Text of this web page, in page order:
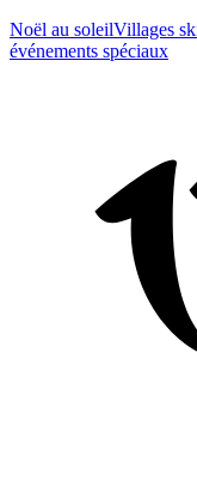
Noël au soleilVillages
événements spéciaux